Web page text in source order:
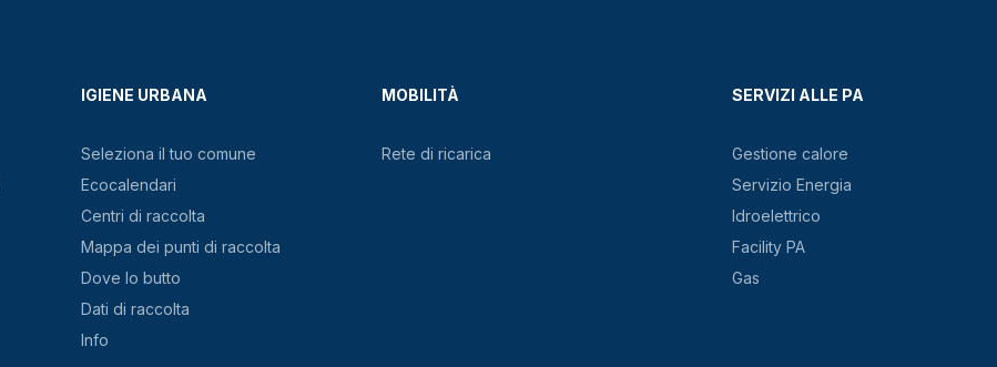
IGIENE URBANA
Seleziona il tuo comune
Ecocalendari
Centri di raccolta
Mappa dei punti di raccolta
Dove lo butto
Dati di raccolta
Info
MOBILITÀ
Rete di ricarica
SERVIZI ALLE PA
Gestione calore
Servizio Energia
Idroelettrico
Facility PA
Gas